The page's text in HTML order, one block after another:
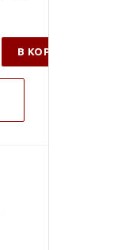
В КОРЗИНУ